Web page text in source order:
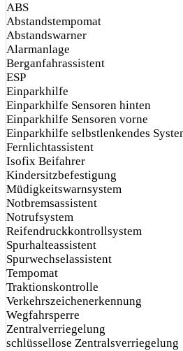
ABS
Abstandstempomat
Abstandswarner
Alarmanlage
Berganfahrassistent
ESP
Einparkhilfe
Einparkhilfe Sensoren hinten
Einparkhilfe Sensoren vorne
Einparkhilfe selbstlenkendes
Fernlichtassistent
Isofix Beifahrer
Kindersitzbefestigung
Müdigkeitswarnsystem
Notbremsassistent
Notrufsystem
Reifendruckkontrollsystem
Spurhalteassistent
Spurwechselassistent
Tempomat
Traktionskontrolle
Verkehrszeichenerkennung
Wegfahrsperre
Zentralverriegelung
schlüssellose Zentralsverriegelung